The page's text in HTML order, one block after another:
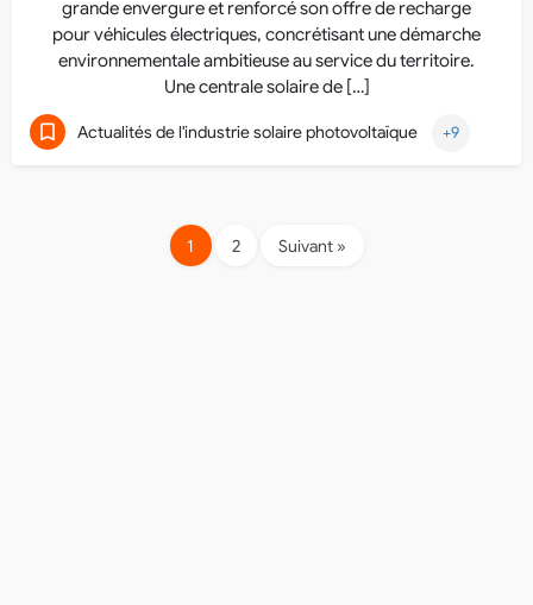
grande envergure et renforcé son offre de recharge
pour véhicules électriques, concrétisant une démarche
environnementale ambitieuse au service du territoire.
Une centrale solaire de […]
Actualités de l'industrie solaire photovoltaïque +9
1 2 Suivant »